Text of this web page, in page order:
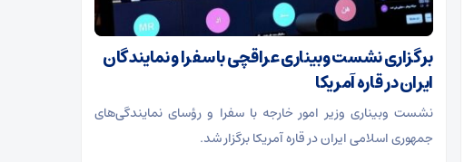
برگزاری نشست وبیناری عراقچی با سفرا و نمایندگان
ایران در قاره آمریکا
نشست وبیناری وزیر امور خارجه با سفرا و رؤسای نمایندگی‌های
جمهوری اسلامی ایران در قاره آمریکا برگزار شد.